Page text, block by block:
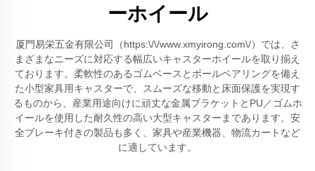
ーホイール
厦門易栄五金有限公司（https:\/\/www.xmyirong.com\/）では、さ
まざまなニーズに対応する幅広いキャスターホイールを取り揃え
ております。柔軟性のあるゴムベースとボールベアリングを備え
た小型家具用キャスターで、スムーズな移動と床面保護を実現す
るものから、産業用途向けに頑丈な金属ブラケットとPU／ゴムホ
イールを使用した耐久性の高い大型キャスターまであります。安
全ブレーキ付きの製品も多く、家具や産業機器、物流カートなど
に適しています。